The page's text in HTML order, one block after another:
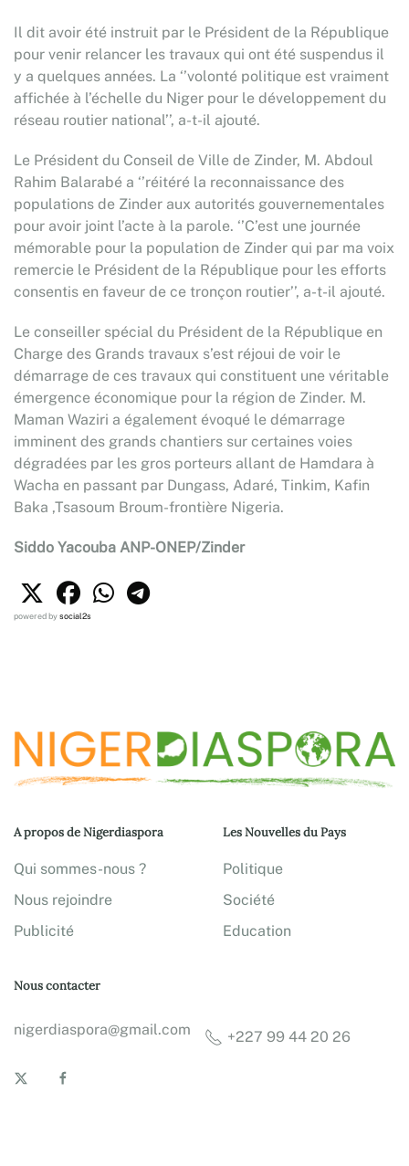
Il dit avoir été instruit par le Président de la République
pour venir relancer les travaux qui ont été suspendus il
y a quelques années. La ‘’volonté politique est vraiment
affichée à l’échelle du Niger pour le développement du
réseau routier national’’, a-t-il ajouté.
Le Président du Conseil de Ville de Zinder, M. Abdoul
Rahim Balarabé a ‘’réitéré la reconnaissance des
populations de Zinder aux autorités gouvernementales
pour avoir joint l’acte à la parole. ‘’C’est une journée
mémorable pour la population de Zinder qui par ma voix
remercie le Président de la République pour les efforts
consentis en faveur de ce tronçon routier’’, a-t-il ajouté.
Le conseiller spécial du Président de la République en
Charge des Grands travaux s’est réjoui de voir le
démarrage de ces travaux qui constituent une véritable
émergence économique pour la région de Zinder. M.
Maman Waziri a également évoqué le démarrage
imminent des grands chantiers sur certaines voies
dégradées par les gros porteurs allant de Hamdara à
Wacha en passant par Dungass, Adaré, Tinkim, Kafin
Baka ,Tsasoum Broum-frontière Nigeria.
Siddo Yacouba ANP-ONEP/Zinder
powered bysocial2s
A propos de Nigerdiaspora
Qui sommes-nous ?
Nous rejoindre
Publicité
Les Nouvelles du Pays
Politique
Société
Education
Nous contacter
nigerdiaspora@gmail.com +227 99 44 20 26